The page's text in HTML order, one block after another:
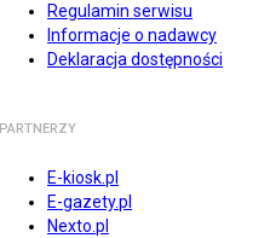
Regulamin serwisu
Informacje o nadawcy
Deklaracja dostępności
PARTNERZY
E-kiosk.pl
E-gazety.pl
Nexto.pl